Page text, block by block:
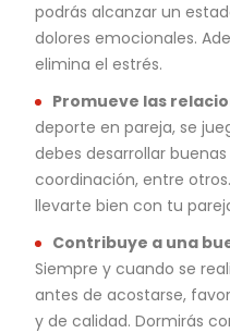
podrás alcanzar un
dolores emocionales.
elimina el estrés.
Promueve las
deporte en pareja, se
debes desarrollar
coordinación, entre
llevarte bien con tu
Contribuye a una
Siempre y cuando se
antes de acostarse,
y de calidad. Dormirás